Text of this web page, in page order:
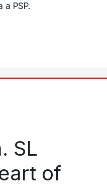
PSP.
SL
of